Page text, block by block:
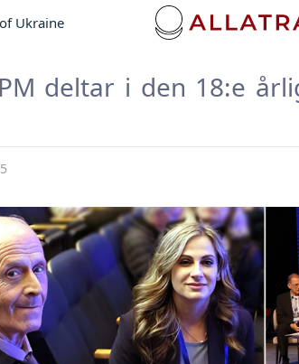
Ukraine
deltar i den 18:e